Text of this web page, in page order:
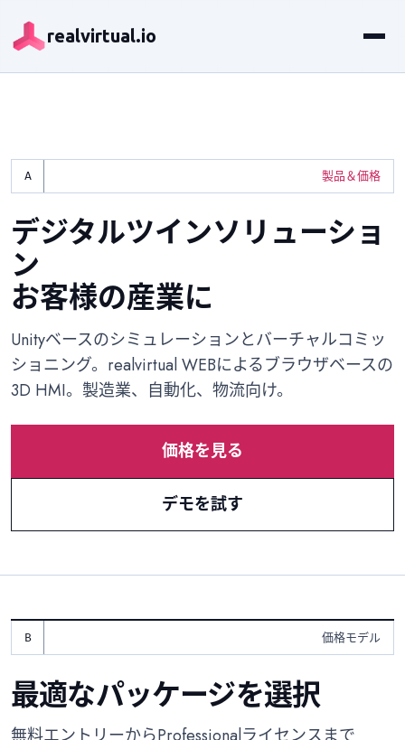
realvirtual.io
製品＆価格
デジタルツインソリューショ
ン
お客様の産業に
Unityベースのシミュレーションとバーチャルコミッ
ショニング。realvirtual WEBによるブラウザベースの
3D HMI。製造業、自動化、物流向け。
価格を見る
デモを試す
価格モデル
最適なパッケージを選択
無料エントリーからProfessionalライセンスまで